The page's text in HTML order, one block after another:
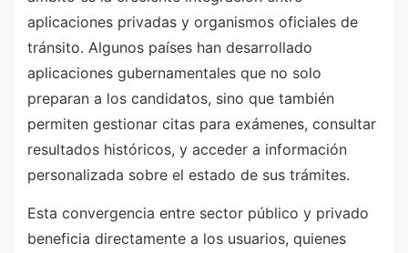
aplicaciones privadas y organismos oficiales de
tránsito. Algunos países han desarrollado
aplicaciones gubernamentales que no solo
preparan a los candidatos, sino que también
permiten gestionar citas para exámenes, consultar
resultados históricos, y acceder a información
personalizada sobre el estado de sus trámites.
Esta convergencia entre sector público y privado
beneficia directamente a los usuarios, quienes